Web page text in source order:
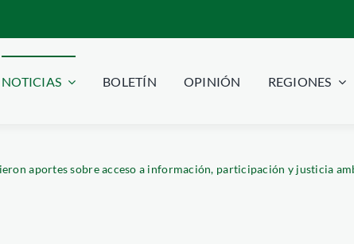
NOTICIAS BOLETÍN OPINIÓN REGIONES
aportes sobre acceso a información, participación y justicia